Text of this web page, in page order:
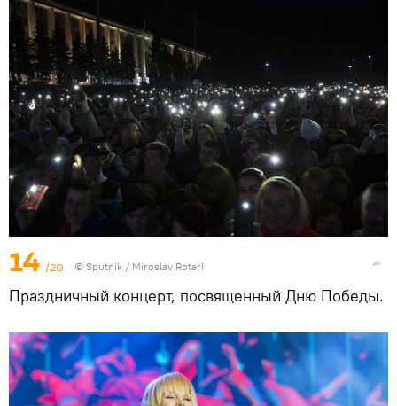
14 /20 © Sputnik / Miroslav Rotari
Праздничный концерт, посвященный Дню Победы.